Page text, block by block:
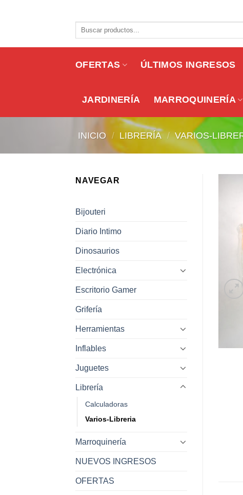
OFERTAS ÚLTIMOS INGRESOS
JARDINERÍA MARROQUINERÍA
INICIO / LIBRERÍA / VARIOS-
NAVEGAR
Bijouteri
Diario Intimo
Dinosaurios
Electrónica
Escritorio Gamer
Grifería
Herramientas
Inflables
Juguetes
Librería
Calculadoras
Varios-Libreria
Marroquinería
NUEVOS INGRESOS
OFERTAS